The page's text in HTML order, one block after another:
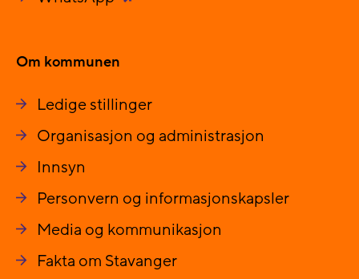
Om kommunen
Ledige stillinger
Organisasjon og administrasjon
Innsyn
Personvern og informasjonskapsler
Media og kommunikasjon
Fakta om Stavanger